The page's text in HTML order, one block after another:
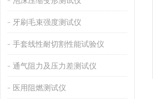
牙刷毛束强度测试仪
手套线性耐切割性能试验仪
通气阻力及压力差测试仪
医用阻燃测试仪